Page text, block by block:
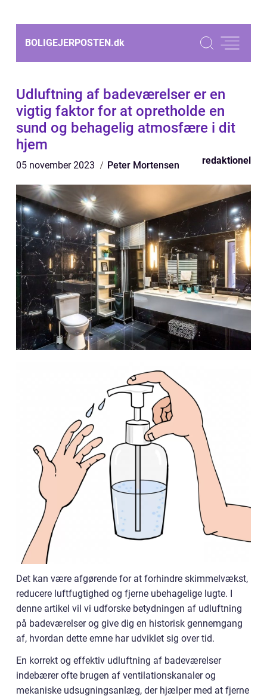
BOLIGEJERPOSTEN.dk
Udluftning af badeværelser er en
vigtig faktor for at opretholde en
sund og behagelig atmosfære i dit
hjem
05 november 2023 Peter Mortensen redaktionel
Det kan være afgørende for at forhindre skimmelvækst,
reducere luftfugtighed og fjerne ubehagelige lugte. I
denne artikel vil vi udforske betydningen af udluftning
på badeværelser og give dig en historisk gennemgang
af, hvordan dette emne har udviklet sig over tid.
En korrekt og effektiv udluftning af badeværelser
indebærer ofte brugen af ventilationskanaler og
mekaniske udsugningsanlæg, der hjælper med at fjerne